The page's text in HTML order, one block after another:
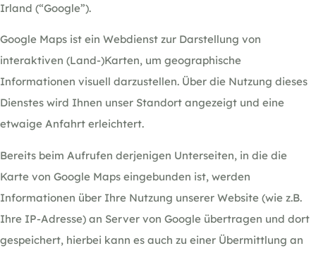
Irland (“Google”).
Google Maps ist ein Webdienst zur Darstellung von
interaktiven (Land-)Karten, um geographische
Informationen visuell darzustellen. Über die Nutzung dieses
Dienstes wird Ihnen unser Standort angezeigt und eine
etwaige Anfahrt erleichtert.
Bereits beim Aufrufen derjenigen Unterseiten, in die die
Karte von Google Maps eingebunden ist, werden
Informationen über Ihre Nutzung unserer Website (wie z.B.
Ihre IP-Adresse) an Server von Google übertragen und dort
gespeichert, hierbei kann es auch zu einer Übermittlung an